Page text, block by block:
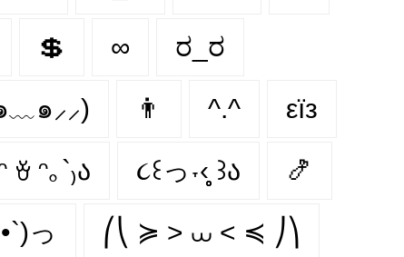
💲 ∞ ರ_ರ
﹏๑⸝⸝) 👨 ^.^ εїз
ꈊ ᵔ｡`₎ა ૮꒰っ˕‹̥̥̥ ꒱ა 🍤
っ ⎛⎝ ≽ > ⩊ < ≼ ⎠⎞